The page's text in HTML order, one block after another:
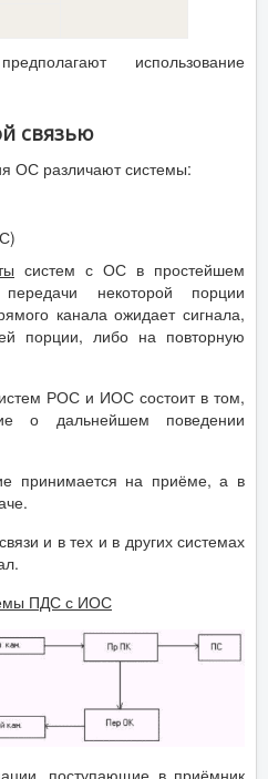
использование
связью
ОС различают системы:
систем с ОС в простейшем
некоторой порции
канала ожидает сигнала,
порции, либо на повторную
РОС и ИОС состоит в том,
о дальнейшем поведении
принимается на приёме, а в
и в тех и в других системах
ПДС с ИОС